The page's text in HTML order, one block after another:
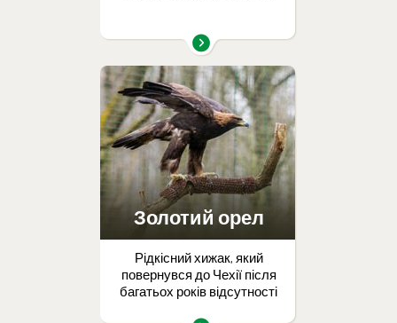
Золотий орел
Рідкісний хижак, який
повернувся до Чехії після
багатьох років відсутності